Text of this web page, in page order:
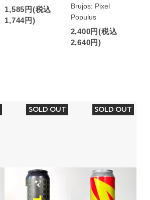
1,585円(税込
1,744円)
Brujos: Pixel
Populus
2,400円(税込
2,640円)
SOLD OUT SOLD OUT